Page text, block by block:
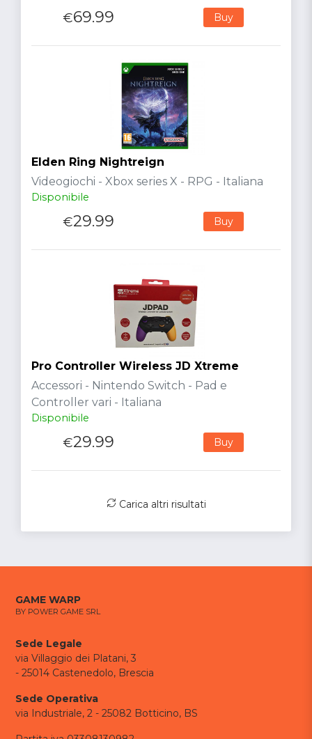
€69.99 Buy
Elden Ring Nightreign
Videogiochi - Xbox series X - RPG - Italiana
Disponibile
€29.99 Buy
Pro Controller Wireless JD Xtreme
Accessori - Nintendo Switch - Pad e
Controller vari - Italiana
Disponibile
€29.99 Buy
Carica altri risultati
GAME WARP
BY POWER GAME SRL
Sede Legale
via Villaggio dei Platani, 3
- 25014 Castenedolo, Brescia
Sede Operativa
via Industriale, 2 - 25082 Botticino, BS